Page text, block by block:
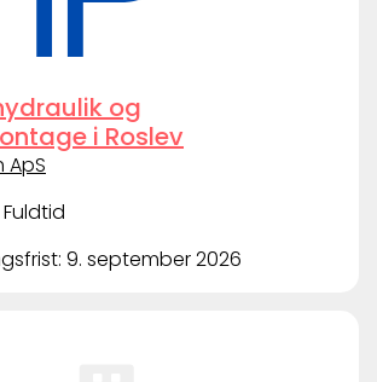
og
i Roslev
ApS
9. september 2026